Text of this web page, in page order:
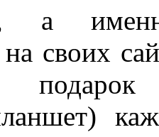
а
своих